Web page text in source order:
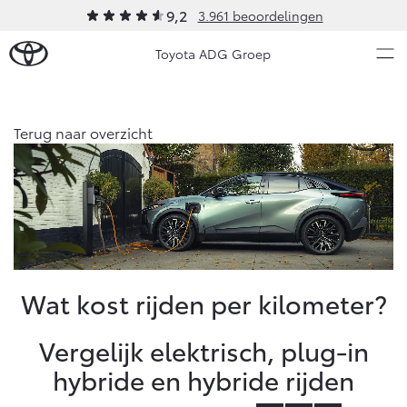
9,2 3.961 beoordelingen
Toyota ADG Groep
Ons bedrijf
Ons bedrijf
Onze medewerkers
Mobiliteitslease Drenthe
Voorwaarden
Praktische informatie
Vacatures
Klantbeoordelingen
Modellen
Aygo X
HYBRIDE
Vanaf € 23.750,-
Yaris
HYBRIDE
Vanaf € 27.195,-
Occasions
Diensten
Terug naar overzicht
Wat kost rijden per kilometer?
Vergelijk elektrisch, plug-in
hybride en hybride rijden